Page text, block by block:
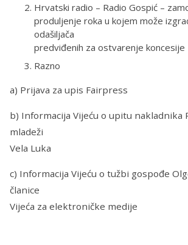
Hrvatski radio – Radio Gospić –
produljenje roka u kojem može
odašiljača
predviđenih za ostvarenje koncesije
Razno
a) Prijava za upis Fairpress
b) Informacija Vijeću o upitu nakladnika
mladeži
Vela Luka
c) Informacija Vijeću o tužbi gospođe
članice
Vijeća za elektroničke medije